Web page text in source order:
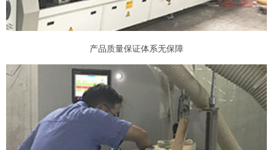
产品质量保证体系无保障